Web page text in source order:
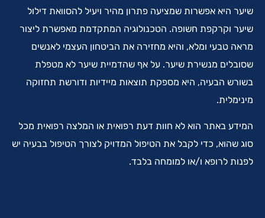
שיער היא אפשרות שמציעה פתרון מהיר ויעיל להסוואת דילול
שיער וקרקפת חשופה. הטכנולוגיה המתקדמת מאפשרת ליצור
מראה טבעי ומלא, והיא מחזירה את הביטחון העצמי לאנשים
שסובלים מנשירת שיער. על אף שהדמיית שיער לא מטפלת
בשורש הבעיה, היא מספקת תוצאות מיידיות ודורשת תחזוקה
מינימלית.
המידע באתר הוא לא חוות דעת רפואית או המלצה רפואית מכל
סוג שהוא, כדי לקבל את הטיפול המדויק לצורך הטיפול בבעיה יש
לפנות לרופא ו/או למומחה בלבד.